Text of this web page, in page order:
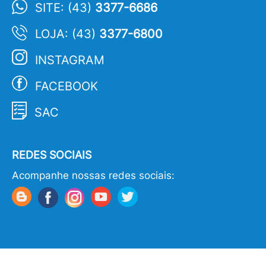
SITE: (43) 3377-6686
LOJA: (43) 3377-6800
INSTAGRAM
FACEBOOK
SAC
REDES SOCIAIS
Acompanhe nossas redes sociais: